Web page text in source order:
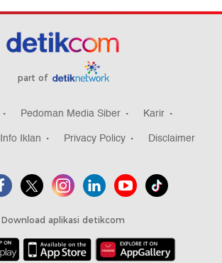
part of
Pedoman Media Siber
Karir
Info Iklan Privacy Policy Disclaimer
Download aplikasi detikcom